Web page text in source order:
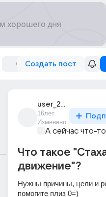
Создать пост
user_21991611
16лет
Изменено
А сейчас что-
Что такое
движение"?
Нужны причины, цели и
помогите плиз 0=)